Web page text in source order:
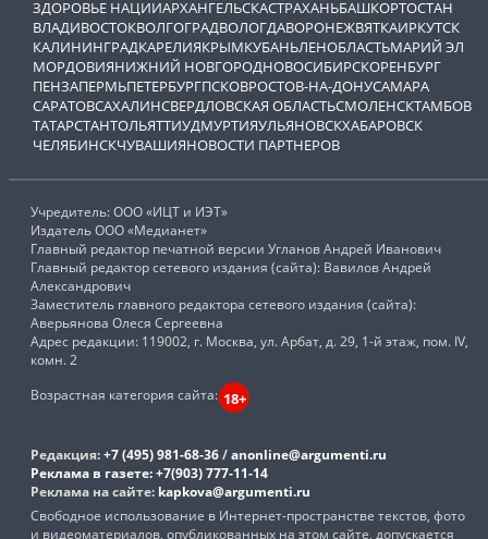
ЗДОРОВЬЕ НАЦИИАРХАНГЕЛЬСКАСТРАХАНЬБАШКОРТОСТАН
ВЛАДИВОСТОКВОЛГОГРАДВОЛОГДАВОРОНЕЖВЯТКАИРКУТСК
КАЛИНИНГРАДКАРЕЛИЯКРЫМКУБАНЬЛЕНОБЛАСТЬМАРИЙ ЭЛ
МОРДОВИЯНИЖНИЙ НОВГОРОДНОВОСИБИРСКОРЕНБУРГ
ПЕНЗАПЕРМЬПЕТЕРБУРГПСКОВРОСТОВ-НА-ДОНУСАМАРА
САРАТОВСАХАЛИНСВЕРДЛОВСКАЯ ОБЛАСТЬСМОЛЕНСКТАМБОВ
ТАТАРСТАНТОЛЬЯТТИУДМУРТИЯУЛЬЯНОВСКХАБАРОВСК
ЧЕЛЯБИНСКЧУВАШИЯНОВОСТИ ПАРТНЕРОВ
Учредитель: ООО «ИЦТ и ИЭТ»
Издатель ООО «Медианет»
Главный редактор печатной версии Угланов Андрей Иванович
Главный редактор сетевого издания (сайта): Вавилов Андрей
Александрович
Заместитель главного редактора сетевого издания (сайта):
Аверьянова Олеся Сергеевна
Адрес редакции: 119002, г. Москва, ул. Арбат, д. 29, 1-й этаж, пом. IV,
комн. 2
Возрастная категория сайта: 18+
Редакция:+7 (495) 981-68-36/anonline@argumenti.ru
Реклама в газете:+7(903) 777-11-14
Реклама на сайте: kapkova@argumenti.ru
Свободное использование в Интернет-пространстве текстов, фото
и видеоматериалов, опубликованных на этом сайте, допускается